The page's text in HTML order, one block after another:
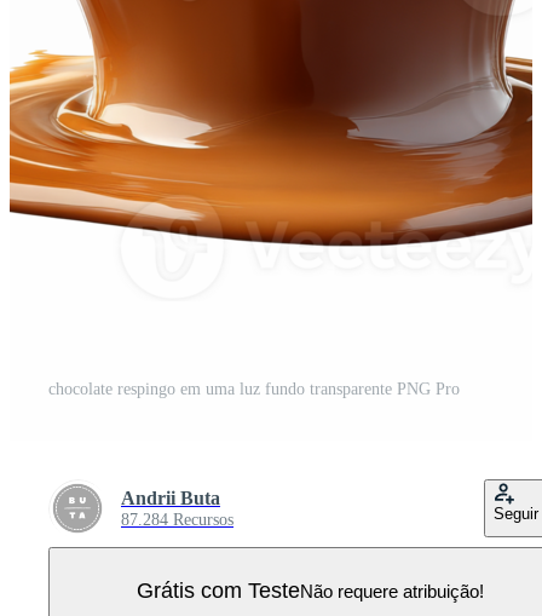
chocolate respingo em uma luz fundo transparente PNG Pro
Andrii Buta
87.284 Recursos Seguir
Grátis com TesteNão requere atribuição!